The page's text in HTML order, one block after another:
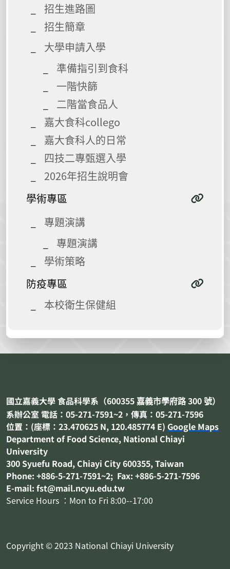
招生進路圖
招生簡章
大學申請入學
準備指引到食科
一階快篩
二階當食品人
嘉大食科collego
嘉大食科人的日常
四技二專甄選入學
2026年招生說明會
學術專區
專題演講
專題演講
學術策略
防疫專區
本校衛生保健組
國立嘉義大學 食品科學系（600355 嘉義市學府路300 號）
系辦公室 電話：05-271-7591~2，傳真：05-271-7596
位置：(座標：23.470625 N, 120.485774 E) Google Maps
Department ofFood Science, National Chiayi
University
300 Syuefu Road, Chiayi City 600355, Taiwan
Phone: +886-5-271-7591~2; Fax: +886-5-271-7596
E-mail: fst@mail.ncyu.edu.tw
Service Hours ：Mon to Fri 8:00--17:00
Copyright © 2023 National Chiayi University